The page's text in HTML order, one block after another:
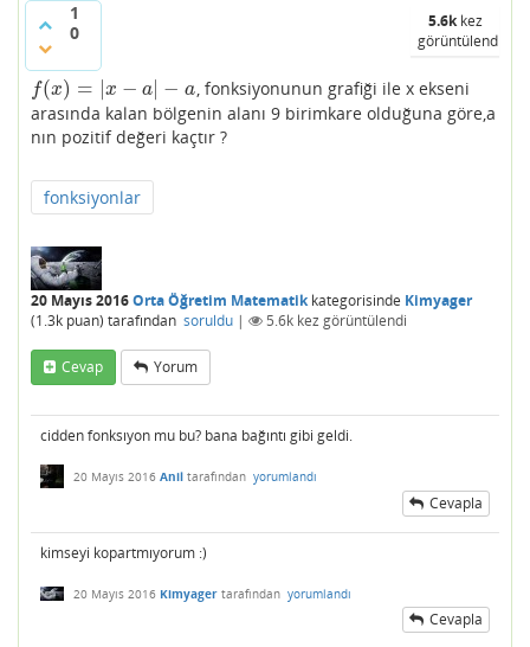
1
0
5.6kkez
görüntülendi
f(x) = x − a − a
f(x)=| x−a |− a
, fonksiyonunun grafiği ile x ekseni
arasında kalan bölgenin alanı 9 birimkare olduğuna göre,a
nın pozitif değeri kaçtır ?
fonksiyonlar
20 Mayıs 2016Orta Öğretim Matematikkategorisinde Kimyager
(1.3k puan) tarafından soruldu | 5.6k kez görüntülendi
Cevap Yorum
cidden fonksıyon mu bu? bana bağıntı gibi geldi.
20 Mayıs 2016 Anil tarafından yorumlandı
Cevapla
kimseyi kopartmıyorum :)
20 Mayıs 2016 Kimyager tarafından yorumlandı
Cevapla